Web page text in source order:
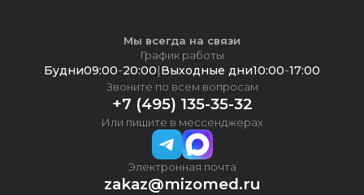
Мы всегда на связи
График работы
Будни09:00-20:00|Выходные дни10:00-17:00
Звоните по всем вопросам
+7 (495) 135-35-32
Или пишите в мессенджерах
Электронная почта
zakaz@mizomed.ru